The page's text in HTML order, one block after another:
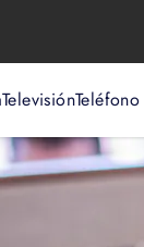
TelevisiónTeléfono